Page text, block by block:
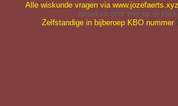
Alle wiskunde vragen via
bereiken door hier op te
Zelfstandige in bijberoep KBO nummer